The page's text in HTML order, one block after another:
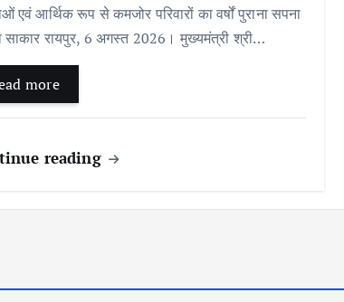
एवं आर्थिक रूप से कमजोर परिवारों का वर्षों पुराना सपना
साकार रायपुर, 6 अगस्त 2026। मुख्यमंत्री श्री…
more
reading